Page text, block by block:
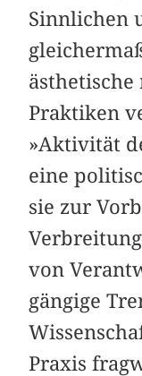
Sinnlichen
Praktiken
»Aktivität
eine
sie zur
von
gängige
Praxis